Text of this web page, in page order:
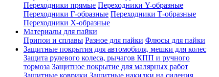
Переходники прямые Переходники Y-образные
Переходники Г-образные Переходники Т-образные
Переходники Х-образные
Материалы для пайки
Припои и сплавы Разное для пайки Флюсы для пайки
Защитные покрытия для автомобиля, мешки для колес
Защита рулевого колеса, рычагов КПП и ручного
тормоза Защитное покрытие для малярных работ
Защитные коврики Защитные накидки на сидения